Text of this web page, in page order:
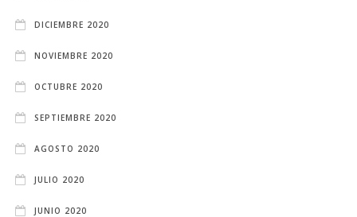
DICIEMBRE 2020
NOVIEMBRE 2020
OCTUBRE 2020
SEPTIEMBRE 2020
AGOSTO 2020
JULIO 2020
JUNIO 2020